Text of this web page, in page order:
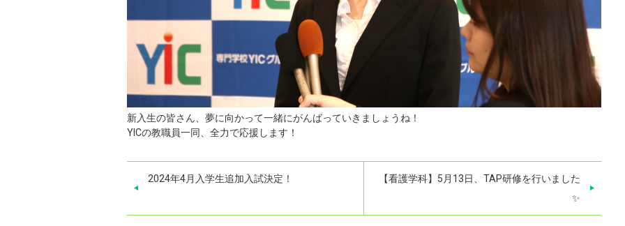
新入生の皆さん、夢に向かって一緒にがんばっていきましょうね！
YICの教職員一同、全力で応援します！
2024年4月入学生追加入試決定！
【看護学科】5月13日、TAP研修を行いました
✨